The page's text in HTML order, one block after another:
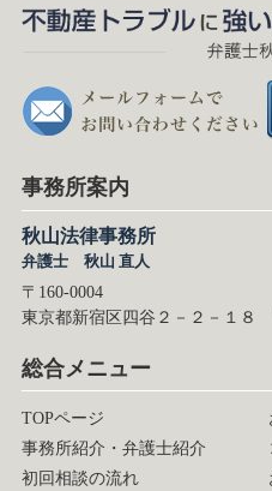
事務所案内
秋山法律事務所
弁護士 秋山 直人
〒160-0004
東京都新宿区四谷２－２－１８
総合メニュー
TOPページ
事務所紹介・弁護士紹介
初回相談の流れ